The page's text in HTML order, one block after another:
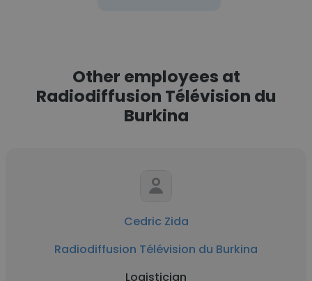
Other employees at
Radiodiffusion Télévision du
Burkina
Cedric Zida
Radiodiffusion Télévision du Burkina
Logistician